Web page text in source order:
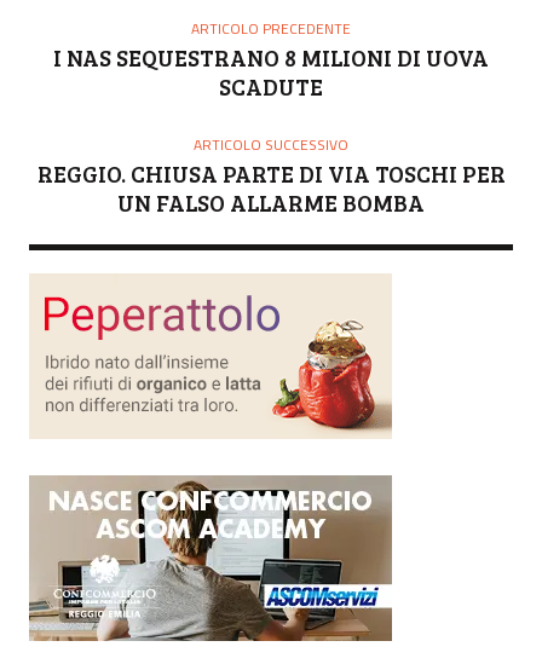
ARTICOLO PRECEDENTE
I NAS SEQUESTRANO 8 MILIONI DI UOVA
SCADUTE
ARTICOLO SUCCESSIVO
REGGIO. CHIUSA PARTE DI VIA TOSCHI PER
UN FALSO ALLARME BOMBA